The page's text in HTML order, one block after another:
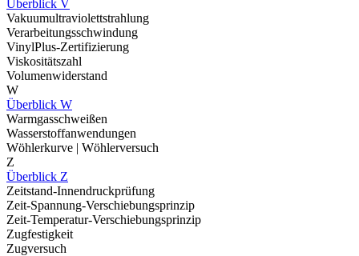
Überblick V
Vakuumultraviolettstrahlung
Verarbeitungsschwindung
VinylPlus-Zertifizierung
Viskositätszahl
Volumenwiderstand
W
Überblick W
Warmgasschweißen
Wasserstoffanwendungen
Wöhlerkurve | Wöhlerversuch
Z
Überblick Z
Zeitstand-Innendruckprüfung
Zeit-Spannung-Verschiebungsprinzip
Zeit-Temperatur-Verschiebungsprinzip
Zugfestigkeit
Zugversuch